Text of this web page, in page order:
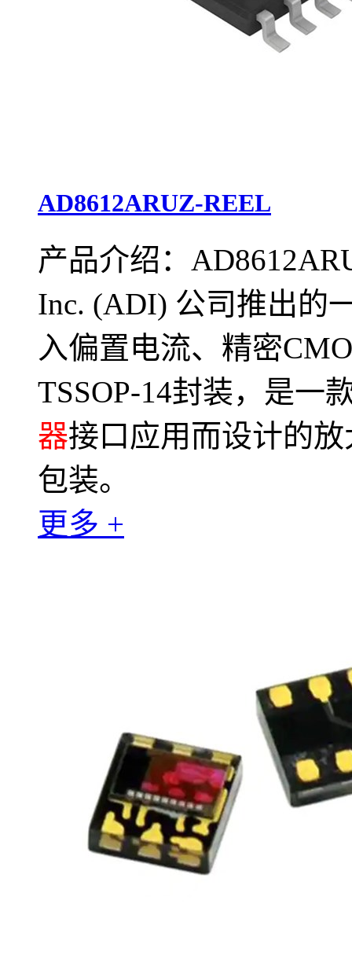
AD8612ARUZ-REEL
产品介绍：
Inc. (ADI) 公司推出的
入偏置电流、精密
TSSOP-14封装，是一
器接口应用而设计的
包装。
更多 +